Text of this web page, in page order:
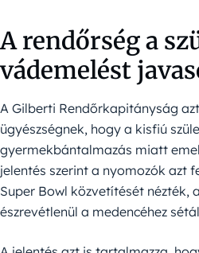
A rendőrség a
vádemelést
A Gilberti Rendőrkapitányság
ügyészségnek, hogy a kisfiú
gyermekbántalmazás miatt
jelentés szerint a nyomozók azt
Super Bowl közvetítését nézték,
észrevétlenül a medencéhez